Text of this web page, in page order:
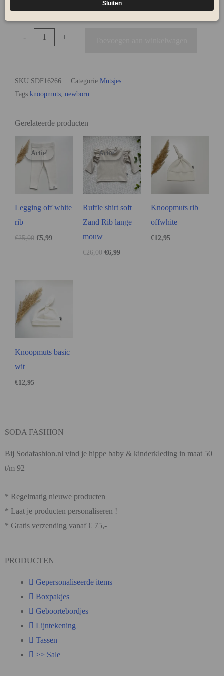
Op voorraad
- +
SKU SDF16266 Categorie Mutsjes
Tags knoopmuts newborn
Gerelateerde producten
Actie!
Actie!
Legging off white
rib
€25,00 €5,99
Actie!
Actie!
Ruffle shirt soft
Zand Rib lange
mouw
€26,00 €6,99
Knoopmuts rib
offwhite
€12,95
Knoopmuts basic
wit
€12,95
SODA FASHION
Bij Sodafashion.nl vind je hippe baby & kinderkleding in maat 50
t/m 92
* Regelmatig nieuwe producten
* Laat je producten personaliseren !
* Gratis verzending vanaf € 75,-
PRODUCTEN
Gepersonaliseerde items
Boxpakjes
Geboortebordjes
Lijntekening
Tassen
>> Sale